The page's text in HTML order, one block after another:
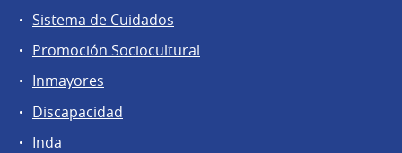
Sistema de Cuidados
Promoción Sociocultural
Inmayores
Discapacidad
Inda